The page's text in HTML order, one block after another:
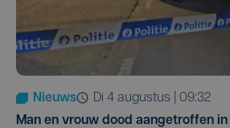
Nieuws
di 4 augustus | 09:32
Man en vrouw dood aangetroffen